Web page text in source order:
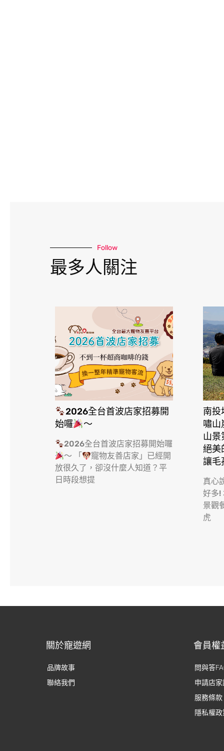
野小孩是
位比較少
Follow
最多人關注
2026全台首波店家招募開
始囉
～
2026全台首波店家招募開始囉
～ 「
寵物友善店家」已經開
放很久了，卻沒什麼人知道？平
日時段想提
南投
嘯山
山
絕美
讓毛
真心
好多!
景觀
虎
關於寵遊網
品牌故事
聯絡我們
會員權
問與答
申請店
服務條款
隱私權政